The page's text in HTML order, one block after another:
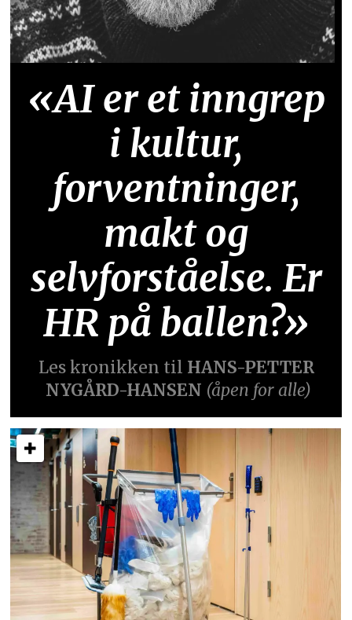
«AI er et inngrep
i kultur,
forventninger,
makt og
selvforståelse. Er
HR på ballen?»
Les kronikken til HANS-PETTER
NYGÅRD-HANSEN (åpen for alle)